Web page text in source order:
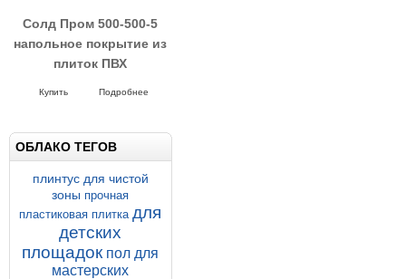
Солд Пром 500-500-5
напольное покрытие из
плиток ПВХ
ОБЛАКО ТЕГОВ
плинтус для чистой
зоны прочная
пластиковая плитка для
детских
площадок пол для
мастерских